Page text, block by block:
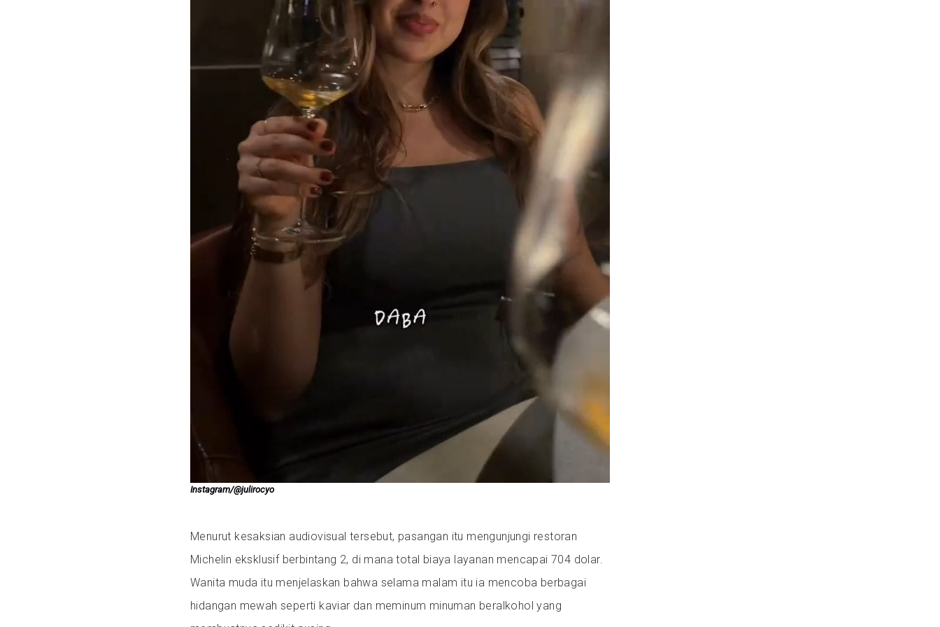
Instagram/@julirocyo
Menurut kesaksian audiovisual tersebut, pasangan itu mengunjungi restoran
Michelin eksklusif berbintang 2, di mana total biaya layanan mencapai 704 dolar.
Wanita muda itu menjelaskan bahwa selama malam itu ia mencoba berbagai
hidangan mewah seperti kaviar dan meminum minuman beralkohol yang